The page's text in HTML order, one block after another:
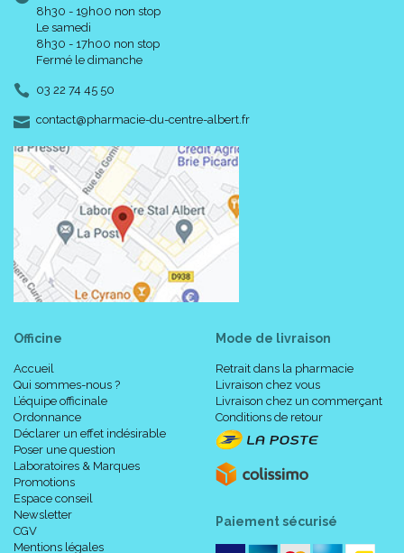
8h30 - 19h00 non stop
Le samedi
8h30 - 17h00 non stop
Fermé le dimanche
03 22 74 45 50
contact-
@-
pharmacie-du-centre-albert.fr
Officine
Accueil
Qui sommes-nous ?
L’équipe officinale
Ordonnance
Déclarer un effet indésirable
Poser une question
Laboratoires & Marques
Promotions
Espace conseil
Newsletter
CGV
Mentions légales
Mode de livraison
Retrait dans la pharmacie
Livraison chez vous
Livraison chez un commerçant
Conditions de retour
Paiement sécurisé